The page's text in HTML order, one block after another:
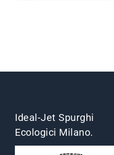
Ideal-Jet Spurghi
Ecologici Milano.